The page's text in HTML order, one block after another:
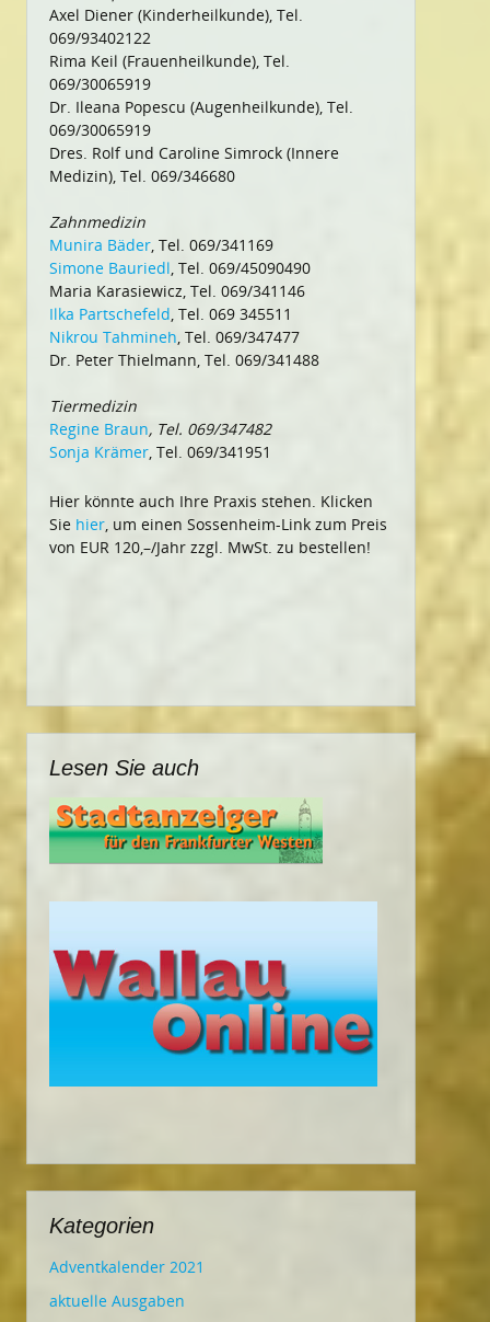
Axel Diener (Kinderheilkunde), Tel.
069/93402122
Rima Keil (Frauenheilkunde), Tel.
069/30065919
Dr. Ileana Popescu (Augenheilkunde), Tel.
069/30065919
Dres. Rolf und Caroline Simrock (Innere
Medizin), Tel. 069/346680
Zahnmedizin
Munira Bäder, Tel. 069/341169
Simone Bauriedl, Tel. 069/45090490
Maria Karasiewicz, Tel. 069/341146
Ilka Partschefeld, Tel. 069 345511
Nikrou Tahmineh, Tel. 069/347477
Dr. Peter Thielmann, Tel. 069/341488
Tiermedizin
Regine Braun, Tel. 069/347482
Sonja Krämer, Tel. 069/341951
Hier könnte auch Ihre Praxis stehen. Klicken
Sie hier, um einen Sossenheim-Link zum Preis
von EUR 120,–/Jahr zzgl. MwSt. zu bestellen!
Lesen Sie auch
Kategorien
Adventkalender 2021
aktuelle Ausgaben